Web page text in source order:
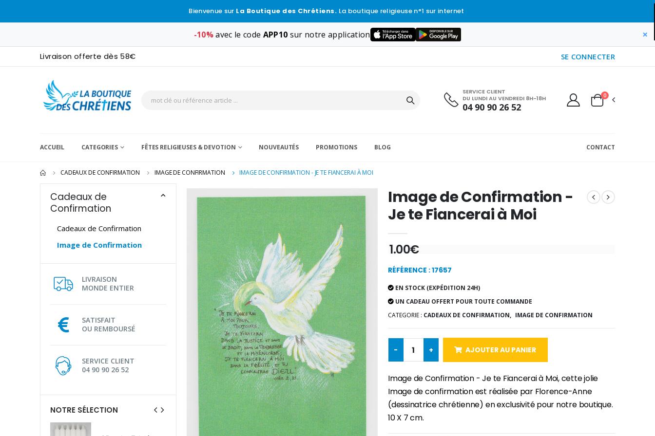
Bienvenue sur La Boutique des Chrétiens. La boutique religieuse n°1 sur internet
-10%avec le code APP10 sur notre application ×
Livraison offerte dès 58€ SE CONNECTER
SERVICE CLIENT
DU LUNDI AU VENDREDI 8H-18H
04 90 90 26 52
0
ACCUEIL CATEGORIES FÊTES RELIGIEUSES & DEVOTION NOUVEAUTÉS PROMOTIONS BLOG CONTACT
CADEAUX DE CONFIRMATION IMAGE DE CONFIRMATION IMAGE DE CONFIRMATION - JE TE FIANCERAI À MOI
Cadeaux de
Confirmation
Cadeaux de Confirmation
Image de Confirmation
LIVRAISON
MONDE ENTIER
SATISFAIT
OU REMBOURSÉ
SERVICE CLIENT
04 90 90 26 52
NOTRE SÉLECTION
-30% -30%
Image de Confirmation -
Je te Fiancerai à Moi
1.00€
RÉFÉRENCE : 17657
EN STOCK (EXPÉDITION 24H)
UN CADEAU OFFERT POUR TOUTE COMMANDE
CATEGORIE : CADEAUX DE CONFIRMATION, IMAGE DE CONFIRMATION
- + AJOUTER AU PANIER
Image de Confirmation - Je te Fiancerai à Moi, cette jolie
Image de confirmation est réalisée par Florence-Anne
(dessinatrice chrétienne) en exclusivité pour notre boutique.
10 X 7 cm.